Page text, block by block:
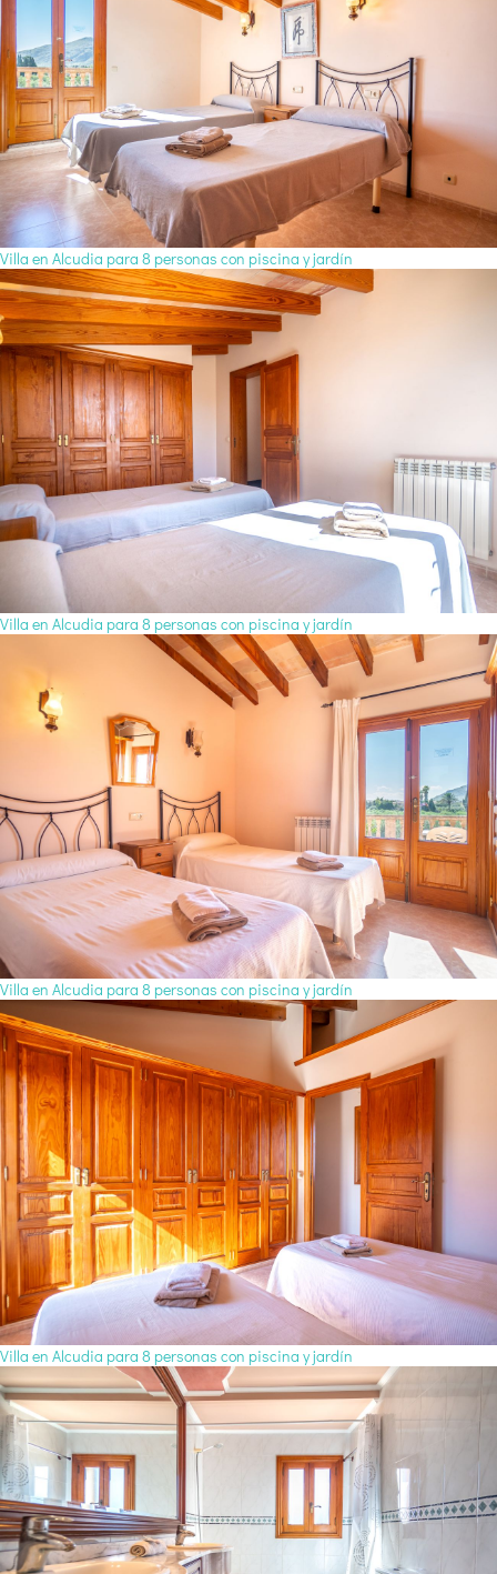
Villa en Alcudia para 8 personas con piscina y jardín
Villa en Alcudia para 8 personas con piscina y jardín
Villa en Alcudia para 8 personas con piscina y jardín
Villa en Alcudia para 8 personas con piscina y jardín